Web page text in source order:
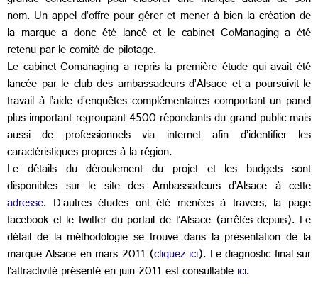
nom. Un appel d’offre pour gérer et mener à bien la création de
la marque a donc été lancé et le cabinet CoManaging a été
retenu par le comité de pilotage.
Le cabinet Comanaging a repris la première étude qui avait été
lancée par le club des ambassadeurs d’Alsace et a poursuivit le
travail à l’aide d’enquêtes complémentaires comportant un panel
plus important regroupant 4500 répondants du grand public mais
aussi de professionnels via internet afin d’identifier les
caractéristiques propres à la région.
Le détails du déroulement du projet et les budgets sont
disponibles sur le site des Ambassadeurs d’Alsace à cette
adresse. D’autres études ont été menées à travers, la page
facebook et le twitter du portail de l’Alsace (arrêtés depuis). Le
détail de la méthodologie se trouve dans la présentation de la
marque Alsace en mars 2011 (cliquez ici). Le diagnostic final sur
l’attractivité présenté en juin 2011 est consultableici.